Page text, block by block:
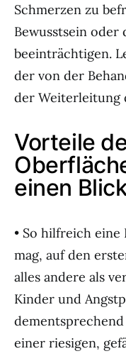
Schmerzen zu
Bewusstsein
beeinträchtigen.
der von der
der Weiterleitung
Vorteile
einen
• So hilfreich eine
mag, auf den
alles andere als
Kinder und
einer riesigen,